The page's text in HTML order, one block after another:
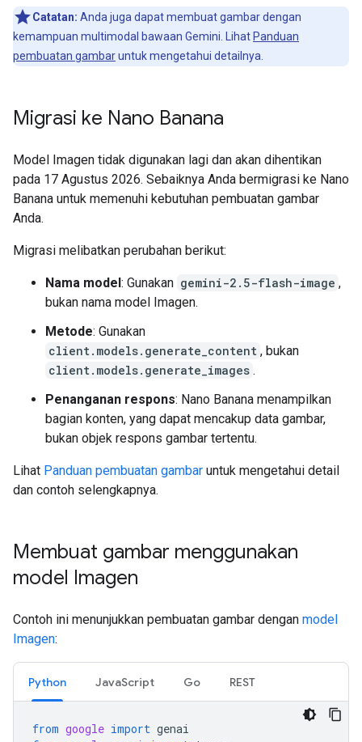
Catatan: Anda juga dapat membuat gambar dengan
kemampuan multimodal bawaan Gemini. Lihat Panduan
pembuatan gambaruntuk mengetahui detailnya.
Migrasi ke Nano Banana
Model Imagen tidak digunakan lagi dan akan dihentikan
pada 17 Agustus 2026. Sebaiknya Anda bermigrasi ke Nano
Banana untuk memenuhi kebutuhan pembuatan gambar
Anda.
Migrasi melibatkan perubahan berikut:
Nama model: Gunakan gemini-2.5-flash-image ,
bukan nama model Imagen.
Metode: Gunakan
client.models.generate_content , bukan
client.models.generate_images .
Penanganan respons: Nano Banana menampilkan
bagian konten, yang dapat mencakup data gambar,
bukan objek respons gambar tertentu.
Lihat Panduan pembuatan gambar untuk mengetahui detail
dan contoh selengkapnya.
Membuat gambar menggunakan
model Imagen
Contoh ini menunjukkan pembuatan gambar dengan model
Imagen:
Python JavaScript Go REST
from google import genai